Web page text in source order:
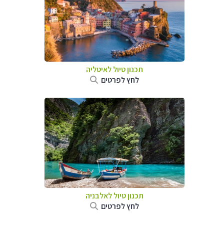
תכנון טיול לאיטליה
לחץ לפרטים
תכנון טיול לאלבניה
לחץ לפרטים